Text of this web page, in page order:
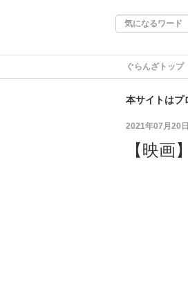
ぐらんざトップ
本サイトはプ
2021年07月20日
【映画